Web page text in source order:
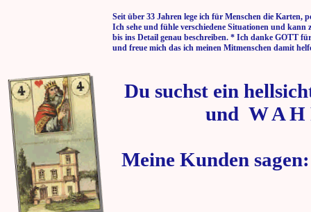
Seit über 33 Jahren lege ich für Menschen die Karten,
Ich sehe und fühle verschiedene Situationen und kann
bis ins Detail genau beschreiben. * Ich danke GOTT
und freue mich das ich meinen Mitmenschen damit
Du suchst ein
und W A H
Meine Kunden